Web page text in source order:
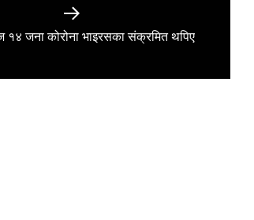
Next
१४ जना कोरोना भाइरसका संक्रमित थपिए